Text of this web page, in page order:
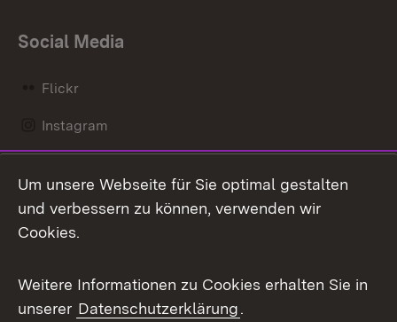
Social Media
Flickr
Instagram
Mastodon
Messenger
Social Wall
X / Twitter
Um unsere Webseite für Sie optimal gestalten
und verbessern zu können, verwenden wir
Cookies.
Weitere Informationen zu Cookies erhalten Sie in
unserer Datenschutzerklärung.